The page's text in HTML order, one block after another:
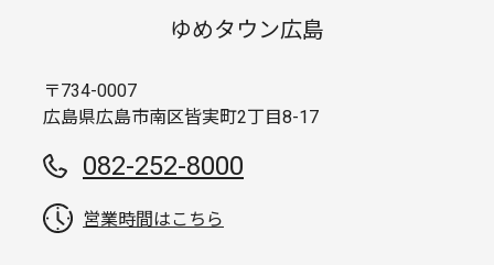
ゆめタウン広島
〒734-0007
広島県広島市南区皆実町2丁目8-17
082-252-8000
営業時間はこちら